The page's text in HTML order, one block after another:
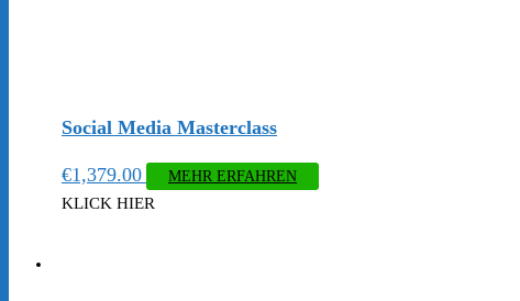
Social Media Masterclass
€1,379.00 MEHR ERFAHREN
KLICK HIER